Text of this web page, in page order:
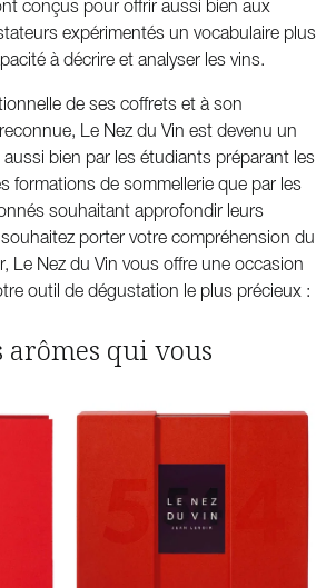
conçus pour offrir aussi bien aux
expérimentés un vocabulaire plus
à décrire et analyser les vins.
de ses coffrets et à son
Le Nez du Vin est devenu un
bien par les étudiants préparant les
formations de sommellerie que par les
souhaitant approfondir leurs
porter votre compréhension du
Le Nez du Vin vous offre une occasion
outil de dégustation le plus précieux :
arômes qui vous